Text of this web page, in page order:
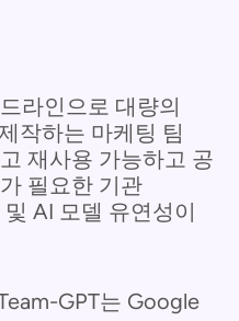
라인으로 대량의
작하는 마케팅 팀
재사용 가능하고 공
필요한 기관
AI 모델 유연성이
GPT는 Google